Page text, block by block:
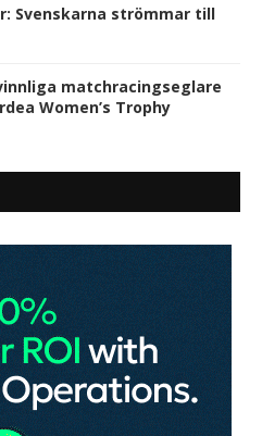
Svenskarna strömmar till
matchracingseglare
Women’s Trophy